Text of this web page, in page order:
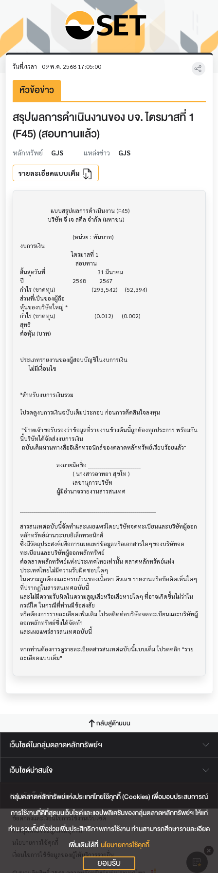
กลุ่มตลาดหลักทรัพย์แห่งประเทศไทยใช้คุกกี้ (Cookies) เพื่อมอบประสบการณ์
การใช้งานที่ดีที่สุดบนเว็บไซต์และแอปพลิเคชันของกลุ่มตลาดหลักทรัพย์ฯ ให้แก่
ท่าน รวมทั้งเพื่อช่วยเพิ่มประสิทธิภาพการใช้งาน ท่านสามารถศึกษารายละเอียด
เพิ่มเติมได้ที่ นโยบายการใช้คุกกี้
ยอมรับ
วันที่/เวลา 09 พ.ค. 2568 17:05:00
หัวข้อข่าว
สรุปผลการดำเนินงานของ บจ. ไตรมาสที่ 1
(F45) (สอบทานแล้ว)
หลักทรัพย์ GJS แหล่งข่าว GJS
รายละเอียดแบบเต็ม
งบการเงิน
                                   ไตรมาสที่ 1
สิ้นสุดวันที่			             31 มีนาคม
ปี       			    2568         2567
กำไร (ขาดทุน) 			 (293,542)     (52,394)
ส่วนที่เป็นของผู้ถือ
หุ้นของบริษัทใหญ่ *
กำไร (ขาดทุน) 			   (0.012)      (0.002)
สุทธิ
ต่อหุ้น (บาท)
ประเภทรายงานของผู้สอบบัญชีในงบการเงิน
      ไม่มีเงื่อนไข
*สำหรับงบการเงินรวม
โปรดดูงบการเงินฉบับเต็มประกอบ ก่อนการตัดสินใจลงทุน
นี้บริษัทได้จัดส่งงบการเงิน
สารสนเทศฉบับนี้จัดทำและเผยแพร่โดยบริษัทจดทะเบียนและบริษัทผู้ออก
หลักทรัพย์ผ่านระบบอิเล็กทรอนิกส์
ซึ่งมีวัตถุประสงค์เพื่อการเผยแพร่ข้อมูลหรือเอกสารใดๆของบริษัทจด
ทะเบียนและบริษัทผู้ออกหลักทรัพย์
ต่อตลาดหลักทรัพย์แห่งประเทศไทยเท่านั้น ตลาดหลักทรัพย์แห่ง
ประเทศไทยไม่มีความรับผิดชอบใดๆ
ในความถูกต้องและครบถ้วนของเนื้อหา ตัวเลข รายงานหรือข้อคิดเห็นใดๆ
ที่ปรากฎในสารสนเทศฉบับนี้
และไม่มีความรับผิดในความสูญเสียหรือเสียหายใดๆ ที่อาจเกิดขึ้นไม่ว่าใน
กรณีใด ในกรณีที่ท่านมีข้อสงสัย
หรือต้องการรายละเอียดเพิ่มเติม โปรดติดต่อบริษัทจดทะเบียนและบริษัทผู้
ออกหลักทรัพย์ซึ่งได้จัดทำ
และเผยแพร่สารสนเทศฉบับนี้
หากท่านต้องการดูรายละเอียดสารสนเทศฉบับนี้แบบเต็ม โปรดคลิก "ราย
กลับสู่ด้านบน
เว็บไซต์ในกลุ่มตลาดหลักทรัพย์ฯ
เว็บไซต์น่าสนใจ
แผนผังเว็บไซต์
ข้อตกลงและเงื่อนไขการใช้งานเว็บไซต์
การคุ้มครองข้อมูลส่วนบุคคล
นโยบายการใช้คุกกี้
เงื่อนไขการใช้ข้อมูลของผู้ให้บริการรายอื่น